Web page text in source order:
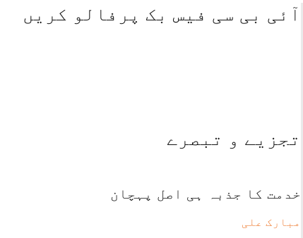
آئی بی سی فیس بک پرفالو کریں
تجزیے و تبصرے
خدمت کا جذبہ ہی اصل پہچان
مبارک علی